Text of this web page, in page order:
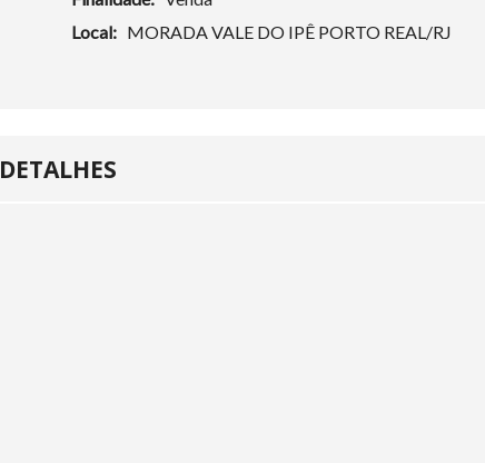
Local: MORADA VALE DO IPÊ PORTO REAL/RJ
DETALHES